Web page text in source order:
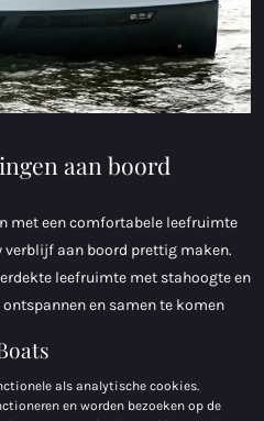
aan boord
met een comfortabele leefruimte
verblijf aan boord prettig maken.
leefruimte met stahoogte en
en samen te komen
zithoek ook omgebouwd
gasten. Een kajuitboot van
die u nodig hebt om optimaal te
een weekendje weg of een
als analytische cookies.
en worden bezoeken op de